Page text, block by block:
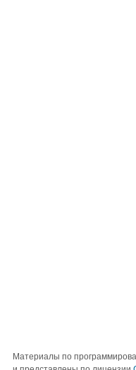
Материалы по